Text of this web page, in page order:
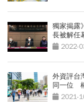
獨家揭露
長被解任
2022-
外資評台
同一位
2021-